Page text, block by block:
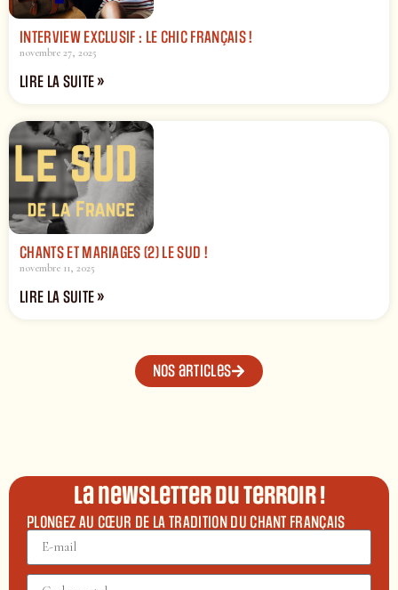
INTERVIEW EXCLUSIF : LE CHIC FRANÇAIS !
novembre 27, 2025
LIRE LA SUITE »
CHANTS ET MARIAGES (2) LE SUD !
novembre 11, 2025
LIRE LA SUITE »
Nos articles
La newsletter du terroir !
PLONGEZ AU CŒUR DE LA TRADITION DU CHANT FRANÇAIS